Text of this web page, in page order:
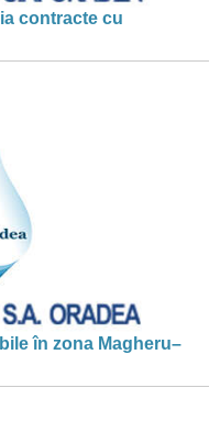
contracte cu
în zona Magheru–